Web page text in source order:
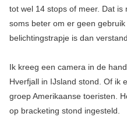
tot wel 14 stops of meer. Dat is
soms beter om er geen
belichtingstrapje is dan
Ik kreeg een camera in de
Hverfjall in IJsland stond. Of ik
groep Amerikaanse toeristen.
op bracketing stond ingesteld.